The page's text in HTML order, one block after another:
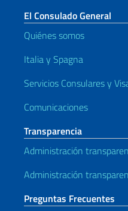
El Consulado General
Quiénes somos
Italia y Spagna
Servicios Consulares y
Comunicaciones
Transparencia
Administración
Administración
Preguntas Frecuentes